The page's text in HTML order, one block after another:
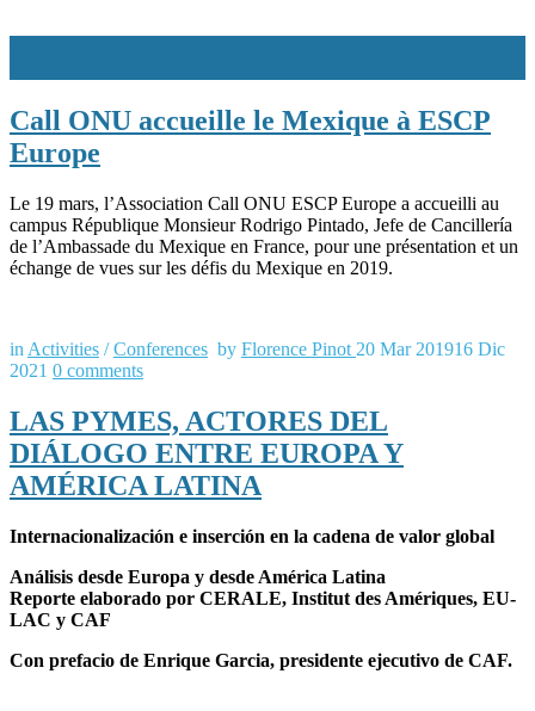
Call ONU accueille le Mexique à ESCP
Europe
Le 19 mars, l’Association Call ONU ESCP Europe a accueilli au
campus République Monsieur Rodrigo Pintado, Jefe de Cancillería
de l’Ambassade du Mexique en France, pour une présentation et un
échange de vues sur les défis du Mexique en 2019.
in Activities /Conferences by Florence Pinot 20 Mar 201916 Dic
2021 0 comments
LAS PYMES, ACTORES DEL
DIÁLOGO ENTRE EUROPA Y
AMÉRICA LATINA
Internacionalización e inserción en la cadena de valor global
Análisis desde Europa y desde América Latina
Reporte elaborado por CERALE, Institut des Amériques, EU-
LAC y CAF
Con prefacio de Enrique Garcia, presidente ejecutivo de CAF.